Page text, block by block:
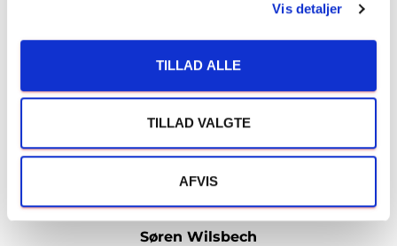
Vis detaljer
TILLAD ALLE
TILLAD VALGTE
AFVIS
Søren Wilsbech